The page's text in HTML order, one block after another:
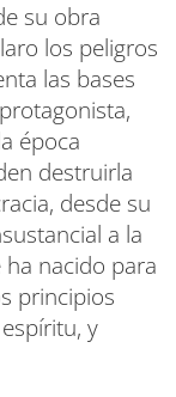
su obra
los peligros
las bases
época
destruirla
desde su
a la
nacido para
principios
y